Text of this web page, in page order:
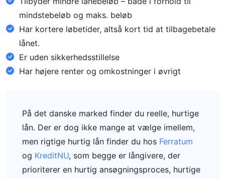
mindstebeløb og maks. beløb
Har kortere løbetider, altså kort tid at tilbagebetale
lånet.
Er uden sikkerhedsstillelse
Har højere renter og omkostninger i øvrigt
På det danske marked finder du reelle, hurtige
lån. Der er dog ikke mange at vælge imellem,
men rigtige hurtig lån finder du hos Ferratum
og KreditNU, som begge er långivere, der
prioriterer en hurtig ansøgningsproces, hurtige